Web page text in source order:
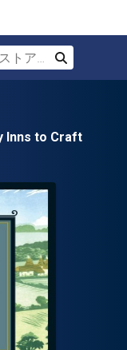
アを検索
検索
Inns to Craft